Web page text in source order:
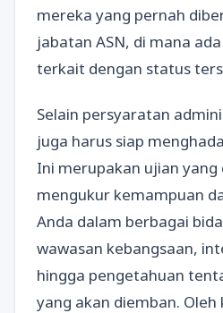
mereka yang pernah
jabatan ASN, di mana
terkait dengan status
Selain persyaratan
juga harus siap
Ini merupakan ujian
mengukur kemampuan
Anda dalam berbagai
wawasan kebangsaan,
hingga pengetahuan
yang akan diemban.